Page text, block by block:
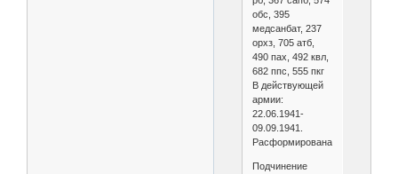
обс, 395
медсанбат, 237
орхз, 705 атб,
490 пах, 492 квл,
682 ппс, 555 пкг
В действующей
армии:
22.06.1941-
09.09.1941.
Расформирована
Подчинение